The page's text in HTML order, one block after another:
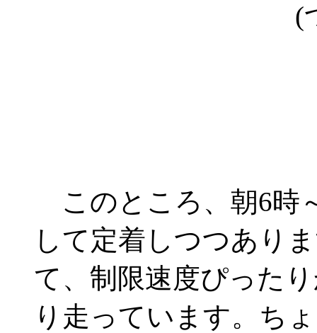
(
このところ、朝6時
して定着しつつあり
て、制限速度ぴった
り走っています。ち